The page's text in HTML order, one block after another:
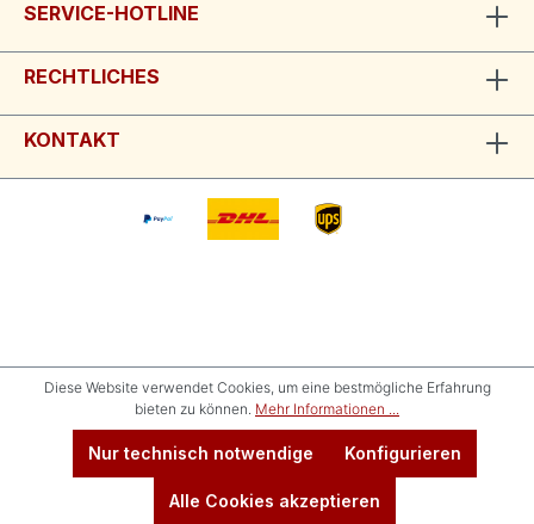
SERVICE-HOTLINE
RECHTLICHES
KONTAKT
Diese Website verwendet Cookies, um eine bestmögliche Erfahrung
bieten zu können. Mehr Informationen ...
Nur technisch notwendige Konfigurieren
Alle Cookies akzeptieren